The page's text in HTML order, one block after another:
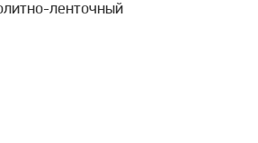
ленточный